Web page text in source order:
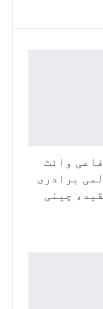
وائٹ
برادری
چینی